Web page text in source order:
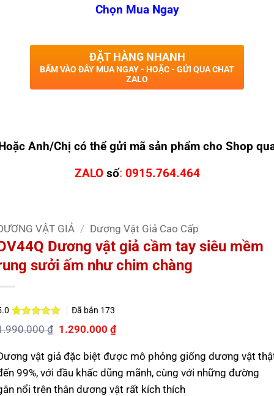
Chọn Mua Ngay
ĐẶT HÀNG NHANH
BẤM VÀO ĐÂY MUA NGAY - HOẶC - GỬI QUA CHAT
ZALO
Anh/Chị có thể gửi mã sản phẩm cho Shop
ZALO số: 0915.764.464
VẬT GIẢ / Dương Vật Giả Cao Cấp
Dương vật giả cầm tay siêu mềm
sưởi ấm như chim chàng
5.0 trên 5
dựa trên
2
Đã bán 173
₫ Giá
là:
1.990.000 ₫.
1.290.000₫Giá
là:
1.290.000 ₫.
vật giả đặc biệt được mô phỏng giống dương vật
99%, với đầu khấc dũng mãnh, cùng với những đường
nổi trên thân dương vật rất kích thích